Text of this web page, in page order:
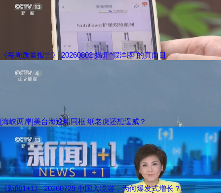
《每周质量报告》 20260802 揭开“假洋牌”的真面目
[海峡两岸]美台海巡船同框 纸老虎还想逞威？
《新闻1+1》 20260729 中国入境游，为何爆发式增长？